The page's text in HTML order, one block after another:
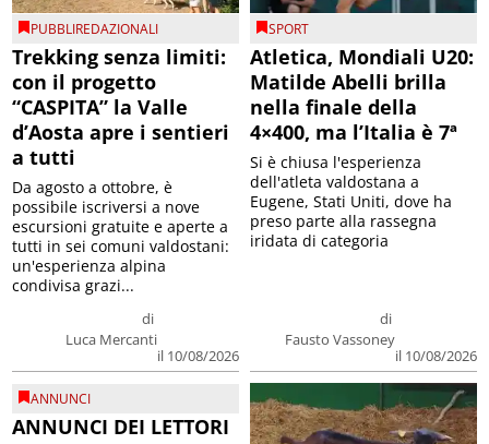
PUBBLIREDAZIONALI
Trekking senza limiti:
con il progetto
“CASPITA” la Valle
d’Aosta apre i sentieri
a tutti
di
Luca Mercanti
il 10/08/2026
Da agosto a ottobre, è
possibile iscriversi a nove
escursioni gratuite e aperte a
tutti in sei comuni valdostani:
un'esperienza alpina
condivisa grazi...
SPORT
Atletica, Mondiali U20:
Matilde Abelli brilla
nella finale della
4×400, ma l’Italia è 7ª
di
Fausto Vassoney
il 10/08/2026
Si è chiusa l'esperienza
dell'atleta valdostana a
Eugene, Stati Uniti, dove ha
preso parte alla rassegna
iridata di categoria
ANNUNCI
ANNUNCI DEI LETTORI